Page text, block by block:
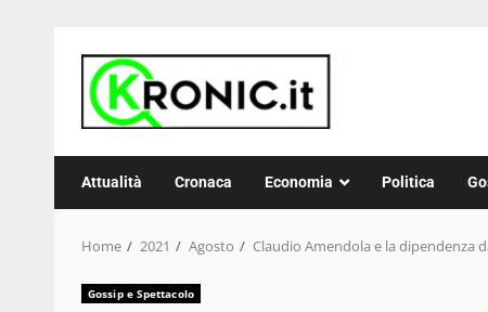
content
Attualità Cronaca Economia Politica
Home 2021 Agosto Claudio Amendola e la dipendenza
Gossip e Spettacolo